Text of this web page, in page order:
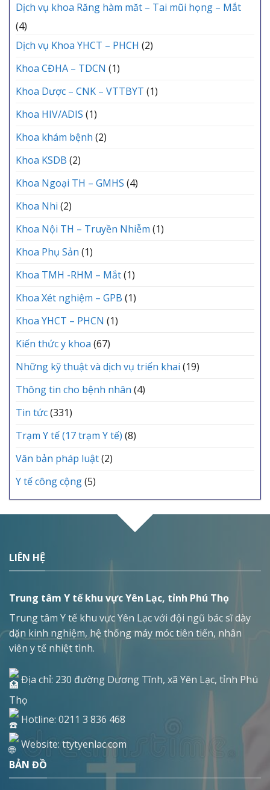
Dịch vụ khoa Răng hàm măt – Tai mũi họng – Mắt
(4)
Dịch vụ Khoa YHCT – PHCH (2)
Khoa CĐHA – TDCN (1)
Khoa Dược – CNK – VTTBYT (1)
Khoa HIV/ADIS (1)
Khoa khám bệnh (2)
Khoa KSDB (2)
Khoa Ngoại TH – GMHS (4)
Khoa Nhi (2)
Khoa Nội TH – Truyền Nhiễm (1)
Khoa Phụ Sản (1)
Khoa TMH -RHM – Mắt(1)
Khoa Xét nghiệm – GPB (1)
Khoa YHCT – PHCN (1)
Kiến thức y khoa (67)
Những kỹ thuật và dịch vụ triển khai (19)
Thông tin cho bệnh nhân (4)
Tin tức(331)
Trạm Y tế (17 trạm Y tế) (8)
Văn bản pháp luật(2)
Y tế công cộng(5)
LIÊN HỆ
Trung tâm Y tế khu vực Yên Lạc, tỉnh Phú Thọ
Trung tâm Y tế khu vực Yên Lạc với đội ngũ bác sĩ dày
dặn kinh nghiệm, hệ thống máy móc tiên tiến, nhân
viên y tế nhiệt tình.
Địa chỉ: 230 đường Dương Tĩnh, xã Yên Lạc, tỉnh Phú
Thọ
Hotline: 0211 3 836 468
Website: ttytyenlac.com
BẢN ĐỒ